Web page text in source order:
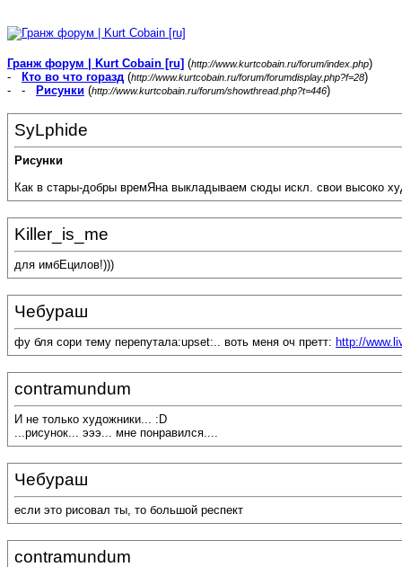
Гранж форум | Kurt Cobain [ru] (http://www.kurtcobain.ru/forum/index.php)
-
Кто во что горазд (http://www.kurtcobain.ru/forum/forumdisplay.php?f=28)
- -
Рисунки (http://www.kurtcobain.ru/forum/showthread.php?t=446)
SyLphide
Рисунки
Как в стары-добры времЯна выкладываем сюды искл. свои высоко
Killer_is_me
для имбЕцилов!)))
Чебураш
фу бля сори тему перепутала:upset:.. воть меня оч претт: http://
contramundum
И не только художники... :D
...рисунок... эээ... мне понравился....
Чебураш
если это рисовал ты, то большой респект
contramundum